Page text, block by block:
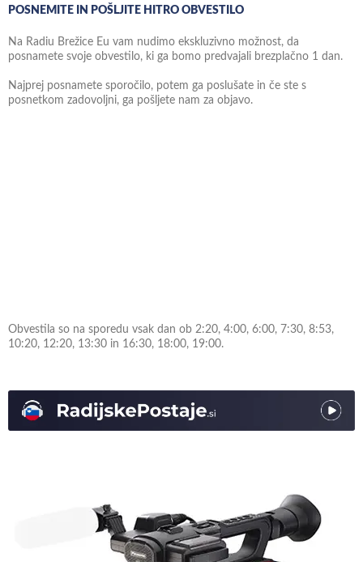
POSNEMITE IN POŠLJITE HITRO OBVESTILO
Na Radiu Brežice Eu vam nudimo ekskluzivno možnost, da
posnamete svoje obvestilo, ki ga bomo predvajali brezplačno 1 dan.
Najprej posnamete sporočilo, potem ga poslušate in če ste s
posnetkom zadovoljni, ga pošljete nam za objavo.
Obvestila so na sporedu vsak dan ob 2:20, 4:00, 6:00, 7:30, 8:53,
10:20, 12:20, 13:30 in 16:30, 18:00, 19:00.